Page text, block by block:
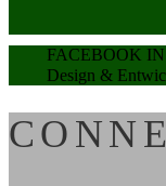
FACEBOOK
Design &